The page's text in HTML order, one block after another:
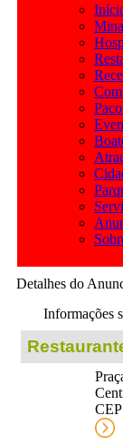
Detalhes do
Informações